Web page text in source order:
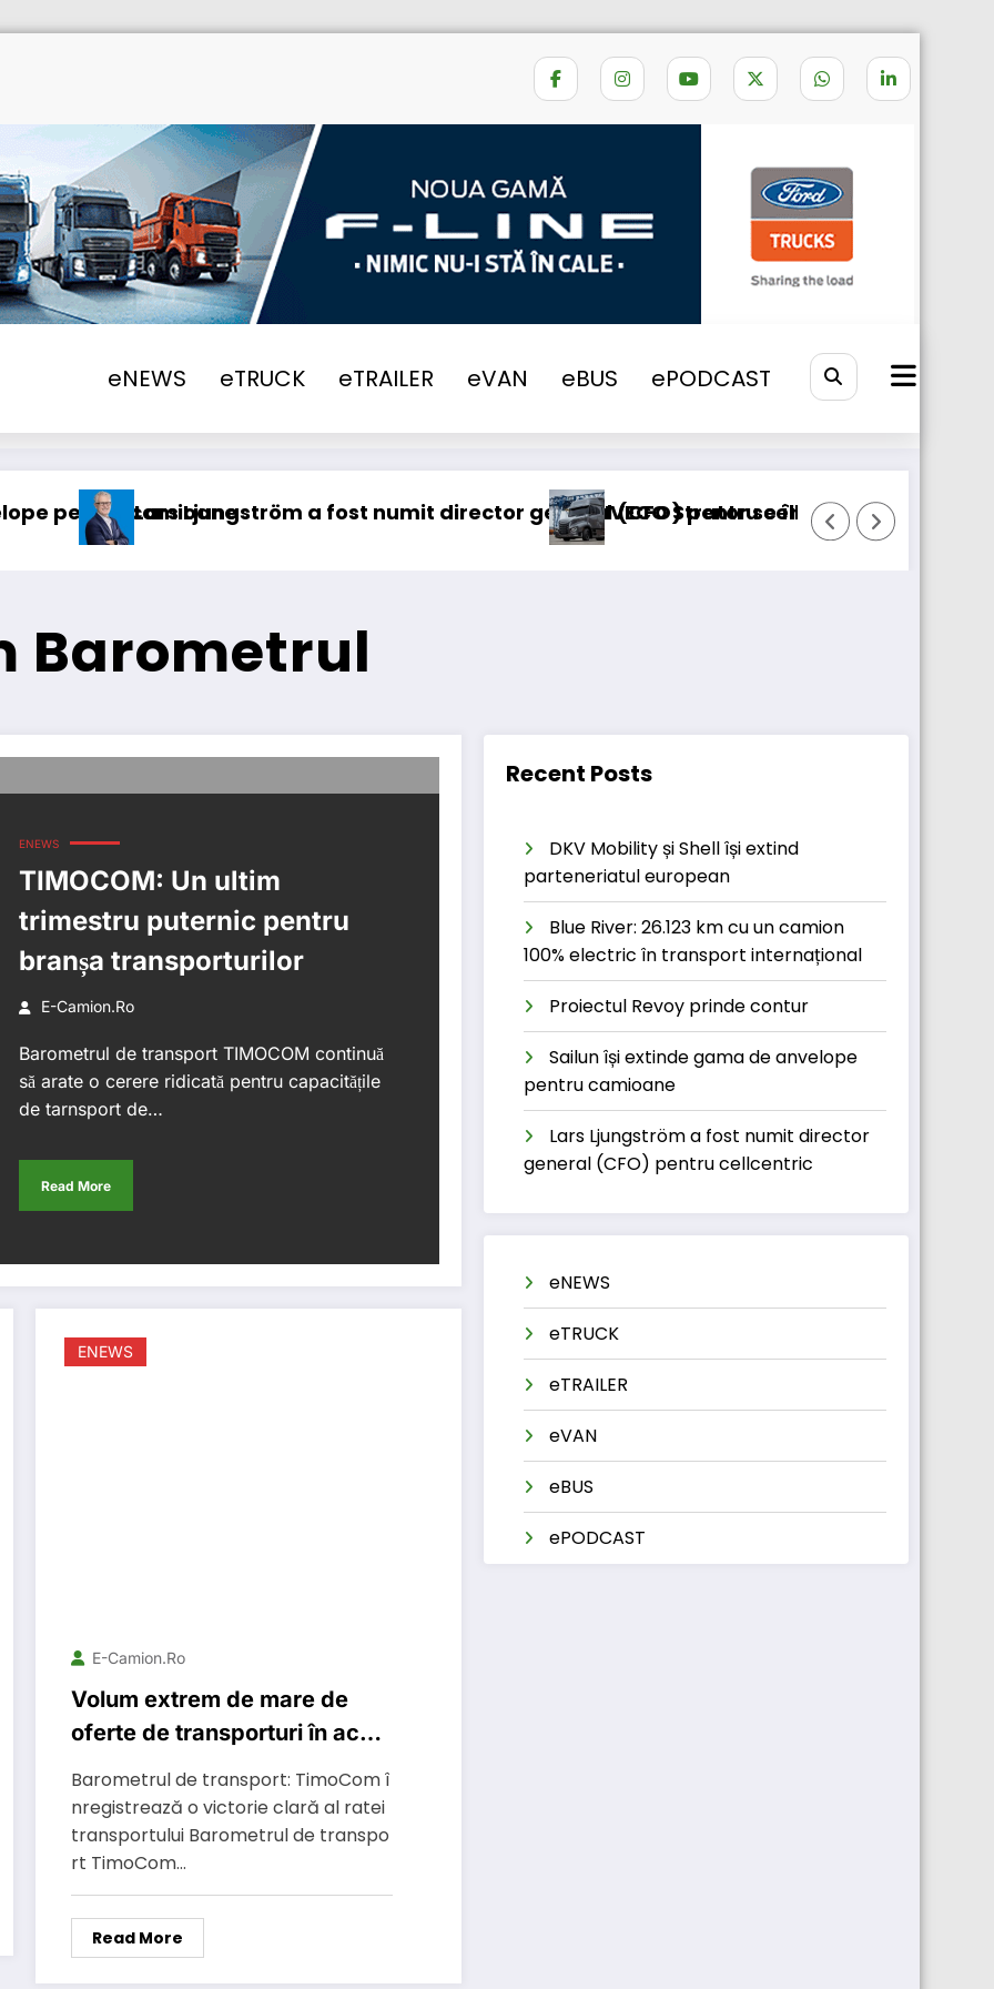
eNEWS eTRUCK eTRAILER eVAN eBUS ePODCAST
TimoCom Barometrul
Ljungström a fost numit director general (CFO) pentru cellcentric
IVECO Strator se întoarce BursaTransport/
Barometrul
ENEWS
TIMOCOM: Un ultim
trimestru puternic pentru
branșa transporturilor
E-Camion.ro
Barometrul de transport TIMOCOM continuă
să arate o cerere ridicată pentru capacitățile
de tarnsport de…
Read More
ENEWS
E-Camion.ro
Volum extrem de mare de
oferte de transporturi în acest
trimestru
Barometrul de transport: TimoCom î
nregistrează o victorie clară al ratei
transportului Barometrul de transpo
rt TimoCom…
Read More
Recent Posts
DKV Mobility și Shell își extind
parteneriatul european
Blue River: 26.123 km cu un camion
100% electric în transport internațional
Proiectul Revoy prinde contur
Sailun își extinde gama de anvelope
pentru camioane
Lars Ljungström a fost numit director
general (CFO) pentru cellcentric
eNEWS
eTRUCK
eTRAILER
eVAN
eBUS
ePODCAST